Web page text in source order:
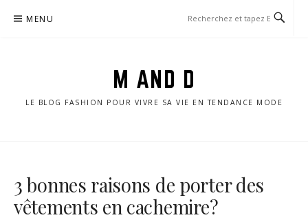
MENU
M AND D
LE BLOG FASHION POUR VIVRE SA VIE EN TENDANCE MODE
3 bonnes raisons de porter des
vêtements en cachemire ?